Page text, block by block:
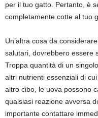
per il tuo gatto. Pertanto, è
completamente cotte al tuo
Un’altra cosa da
salutari, dovrebbero essere
Troppa quantità di un
altri nutrienti essenziali di
altro cibo, le uova possono
qualsiasi reazione avversa
importante contattare